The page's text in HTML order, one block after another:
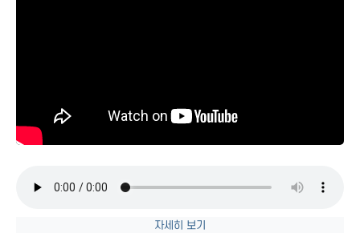
자세히 보기